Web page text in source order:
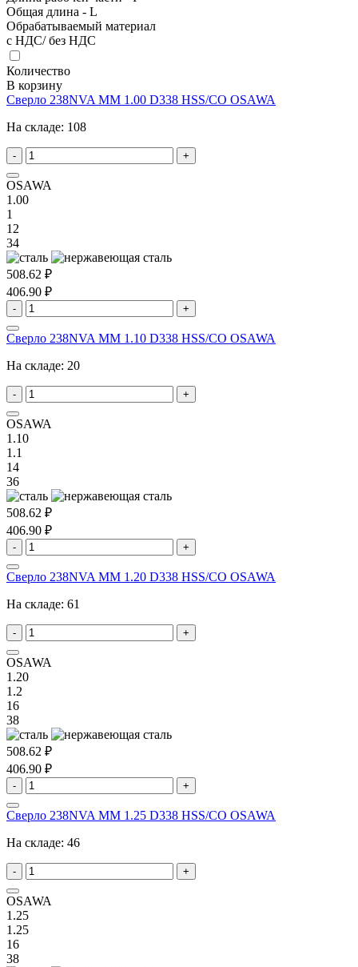
Общая длина - L
Обрабатываемый материал
с НДС/ без НДС
Количество
В корзину
Сверло 238NVA MM 1.00 D338 HSS/CO OSAWA
На складе: 108
- +
OSAWA
1.00
1
12
34
508.62 ₽
406.90 ₽
- +
Сверло 238NVA MM 1.10 D338 HSS/CO OSAWA
На складе: 20
- +
OSAWA
1.10
1.1
14
36
508.62 ₽
406.90 ₽
- +
Сверло 238NVA MM 1.20 D338 HSS/CO OSAWA
На складе: 61
- +
OSAWA
1.20
1.2
16
38
508.62 ₽
406.90 ₽
- +
Сверло 238NVA MM 1.25 D338 HSS/CO OSAWA
На складе: 46
- +
OSAWA
1.25
1.25
16
38